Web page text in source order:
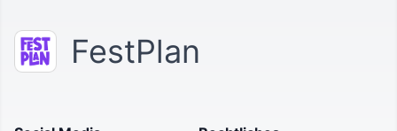
FestPlan